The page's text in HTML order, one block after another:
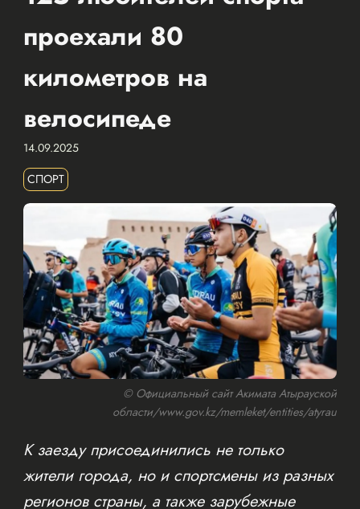
проехали 80
километров на
велосипеде
14.09.2025
СПОРТ
© Официальный сайт Акимата Атырауской
области/www.gov.kz/memleket/entities/atyrau
К заезду присоединились не только
жители города, но и спортсмены из разных
регионов страны, а также зарубежные